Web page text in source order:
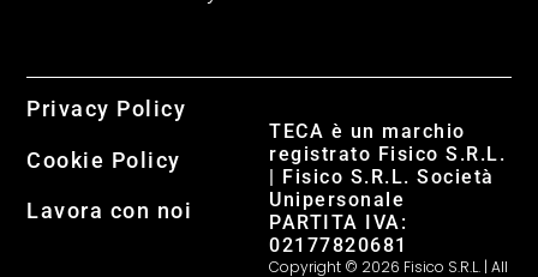
TECA è un marchio
registrato Fisico S.R.L.
| Fisico S.R.L. Società
Unipersonale
PARTITA IVA:
02177820681
Copyright © 2026 Fisico S.R.L. | All
Privacy Policy
Cookie Policy
Lavora con noi